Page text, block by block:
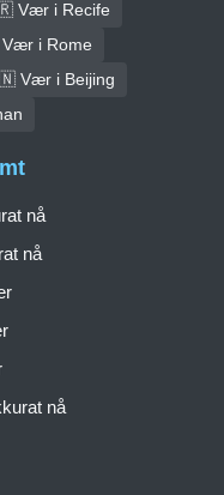
Vær i Recife
i Rome
Vær i Beijing
nå
nå
nå